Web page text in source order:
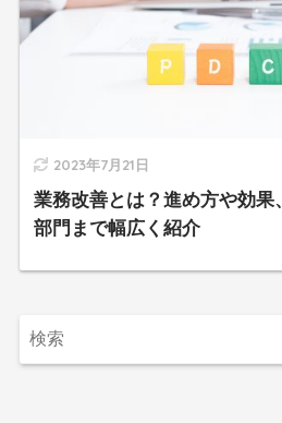
2023年7月21日
業務改善とは？進め方や効果
部門まで幅広く紹介